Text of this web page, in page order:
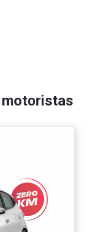
motoristas